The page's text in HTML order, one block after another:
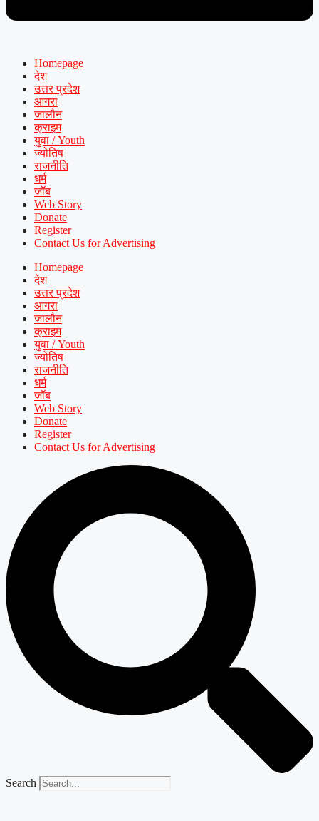
Homepage
देश
उत्तर प्रदेश
आगरा
जालौन
क्राइम
युवा / Youth
ज्योतिष
राजनीति
धर्म
जॉब
Web Story
Donate
Register
Contact Us for Advertising
Homepage
देश
उत्तर प्रदेश
आगरा
जालौन
क्राइम
युवा / Youth
ज्योतिष
राजनीति
धर्म
जॉब
Web Story
Donate
Register
Contact Us for Advertising
Search